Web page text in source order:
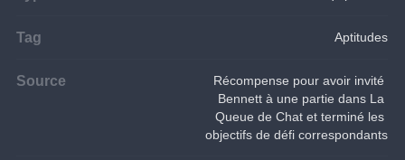
Tag Aptitudes
Source
Récompense pour avoir invité
Bennett à une partie dans La
Queue de Chat et terminé les
objectifs de défi correspondants